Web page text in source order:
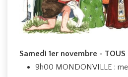
Samedi 1er novembre - TOUS
9h00 MONDONVILLE :